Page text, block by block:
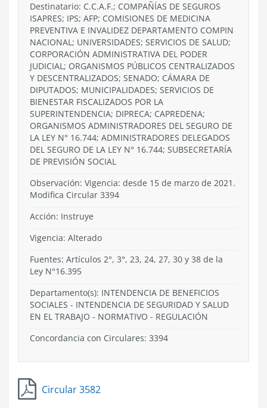
Destinatario: C.C.A.F.; COMPAÑÍAS DE SEGUROS
ISAPRES; IPS; AFP; COMISIONES DE MEDICINA
PREVENTIVA E INVALIDEZ DEPARTAMENTO COMPIN
NACIONAL; UNIVERSIDADES; SERVICIOS DE SALUD;
CORPORACIÓN ADMINISTRATIVA DEL PODER
JUDICIAL; ORGANISMOS PÚBLICOS CENTRALIZADOS
Y DESCENTRALIZADOS; SENADO; CÁMARA DE
DIPUTADOS; MUNICIPALIDADES; SERVICIOS DE
BIENESTAR FISCALIZADOS POR LA
SUPERINTENDENCIA; DIPRECA; CAPREDENA;
ORGANISMOS ADMINISTRADORES DEL SEGURO DE
LA LEY N° 16.744; ADMINISTRADORES DELEGADOS
DEL SEGURO DE LA LEY N° 16.744; SUBSECRETARÍA
DE PREVISIÓN SOCIAL
Observación: Vigencia: desde 15 de marzo de 2021.
Modifica Circular 3394
Acción: Instruye
Vigencia: Alterado
Fuentes: Artículos 2°, 3°, 23, 24, 27, 30 y 38 de la
Ley N°16.395
Departamento(s): INTENDENCIA DE BENEFICIOS
SOCIALES - INTENDENCIA DE SEGURIDAD Y SALUD
EN EL TRABAJO - NORMATIVO - REGULACIÓN
Concordancia con Circulares: 3394
Circular 3582